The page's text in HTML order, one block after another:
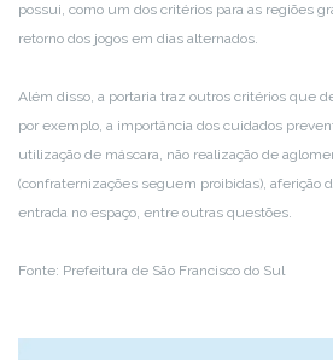
possui, como um dos critérios para as regiões
retorno dos jogos em dias alternados.
Além disso, a portaria traz outros critérios que
por exemplo, a importância dos cuidados
utilização de máscara, não realização de
(confraternizações seguem proibidas), aferição
entrada no espaço, entre outras questões.
Fonte: Prefeitura de São Francisco do Sul